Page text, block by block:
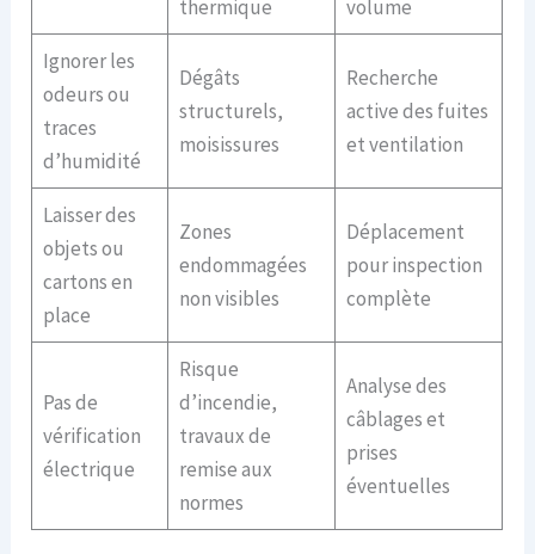
thermique volume
Ignorer les
odeurs ou
traces
d’humidité
Dégâts
structurels,
moisissures
Recherche
active des fuites
et ventilation
Laisser des
objets ou
cartons en
place
Zones
endommagées
non visibles
Déplacement
pour inspection
complète
Pas de
vérification
électrique
Risque
d’incendie,
travaux de
remise aux
normes
Analyse des
câblages et
prises
éventuelles